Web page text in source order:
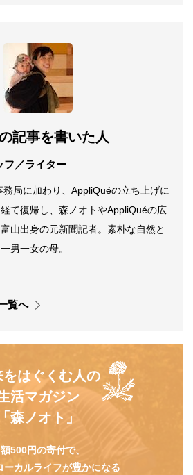
記事を書いた人
フ／ライター
局に加わり、AppliQuéの立ち上げに
て復帰し、森ノオトやAppliQuéの広
山出身の元新聞記者。素朴な自然と
男一女の母。
覧へ
をはぐくむ人の
活マガジン
「森ノオト」
額500円の寄付で、
ーカルライフが豊かになる